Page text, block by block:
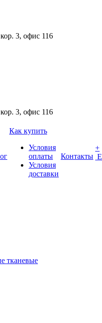
3, офис 116
3, офис 116
Как купить
Условия
оплаты
Условия
доставки
Контакты
+
тканевые